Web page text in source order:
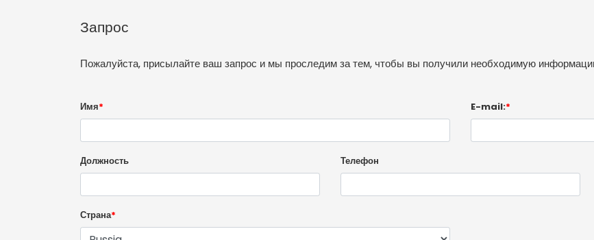
Запрос
Пожалуйста, присылайте ваш запрос и мы проследим за тем, чтобы вы получили необходимую
Имя* E-mail:*
Должность Телефон
Страна*